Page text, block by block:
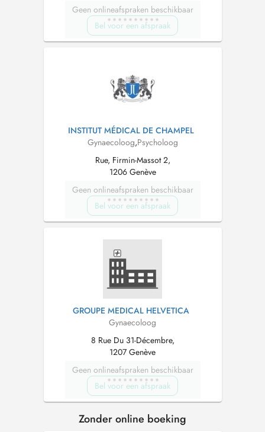
Geen onlineafspraken beschikbaar
Bel voor een afspraak
INSTITUT MÉDICAL DE CHAMPEL
Gynaecoloog,Psycholoog
Rue, Firmin-Massot 2,
1206 Genève
Geen onlineafspraken beschikbaar
Bel voor een afspraak
GROUPE MEDICAL HELVETICA
Gynaecoloog
8 Rue Du 31-Décembre,
1207 Genève
Geen onlineafspraken beschikbaar
Bel voor een afspraak
Zonder online boeking